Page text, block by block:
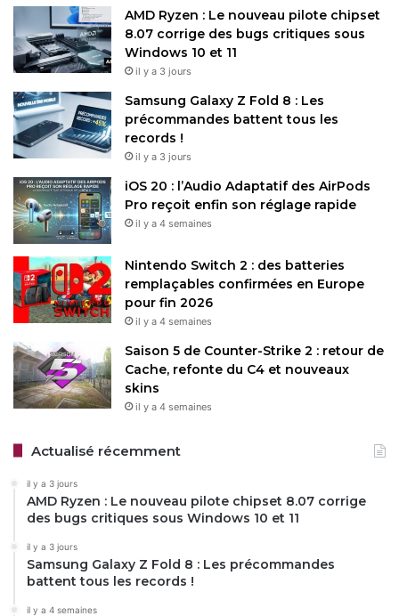
AMD Ryzen : Le nouveau pilote chipset
8.07 corrige des bugs critiques sous
Windows 10 et 11
il y a 3 jours
Samsung Galaxy Z Fold 8 : Les
précommandes battent tous les
records !
il y a 3 jours
iOS 20 : l’Audio Adaptatif des AirPods
Pro reçoit enfin son réglage rapide
il y a 4 semaines
Nintendo Switch 2 : des batteries
remplaçables confirmées en Europe
pour fin 2026
il y a 4 semaines
Saison 5 de Counter-Strike 2 : retour de
Cache, refonte du C4 et nouveaux
skins
il y a 4 semaines
Actualisé récemment
il y a 3 jours
AMD Ryzen : Le nouveau pilote chipset 8.07 corrige
des bugs critiques sous Windows 10 et 11
il y a 3 jours
Samsung Galaxy Z Fold 8 : Les précommandes
battent tous les records !
il y a 4 semaines